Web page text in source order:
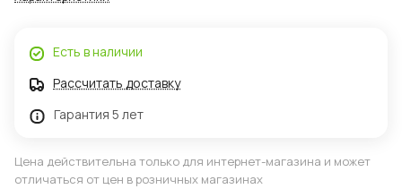
Есть в наличии
Рассчитать доставку
Гарантия 5 лет
Цена действительна только для интернет-магазина и может
отличаться от цен в розничных магазинах